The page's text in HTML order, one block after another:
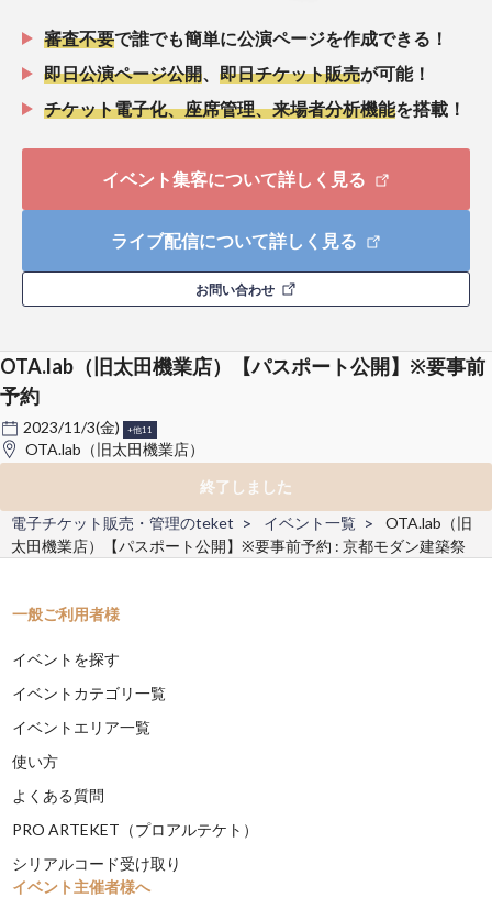
審査不要で誰でも簡単に公演ページを作成できる！
即日公演ページ公開
即日チケット販売が可能！
チケット電子化、座席管理、来場者分析機能を搭載！
イベント集客について詳しく見る
ライブ配信について詳しく見る
お問い合わせ
OTA.lab（旧太田機業店）【パスポート公開】※要事前
予約
2023/11/3(金) +他11
OTA.lab（旧太田機業店）
終了しました
電子チケット販売・管理のteket
イベント一覧
OTA.lab（旧
太田機業店）【パスポート公開】※要事前予約 : 京都モダン建築祭
一般ご利用者様
イベントを探す
イベントカテゴリ一覧
イベントエリア一覧
使い方
よくある質問
PRO ARTEKET（プロアルテケト）
シリアルコード受け取り
イベント主催者様へ